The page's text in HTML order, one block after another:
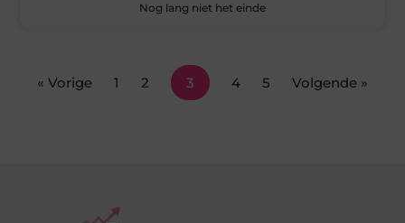
Nog lang niet het einde
« Vorige 1 2 3 4 5 Volgende »